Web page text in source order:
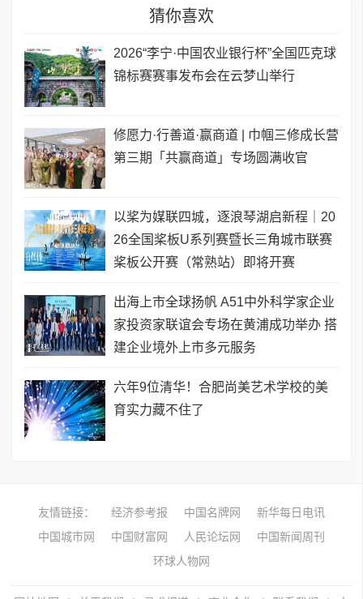
猜你喜欢
2026“李宁·中国农业银行杯”全国匹克球
锦标赛赛事发布会在云梦山举行
修愿力·行善道·赢商道 | 巾帼三修成长营
第三期「共赢商道」专场圆满收官
以桨为媒联四城，逐浪琴湖启新程｜20
26全国桨板U系列赛暨长三角城市联赛
桨板公开赛（常熟站）即将开赛
出海上市全球扬帆 A51中外科学家企业
家投资家联谊会专场在黄浦成功举办 搭
建企业境外上市多元服务
六年9位清华！合肥尚美艺术学校的美
育实力藏不住了
友情链接： 经济参考报 中国名牌网
新华每日电讯
中国城市网
中国财富网 人民论坛网
中国新闻周刊
环球人物网